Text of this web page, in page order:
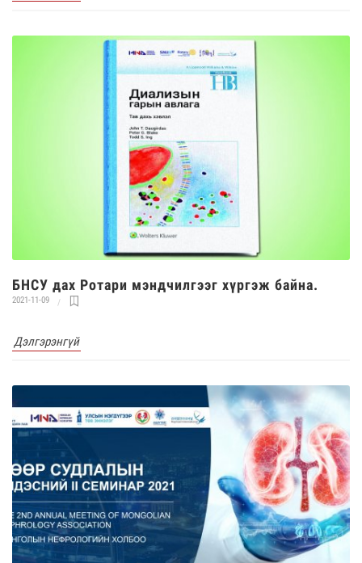
БНСУ дах Ротари мэндчилгээг хүргэж байна.
2021-11-09
Дэлгэрэнгүй